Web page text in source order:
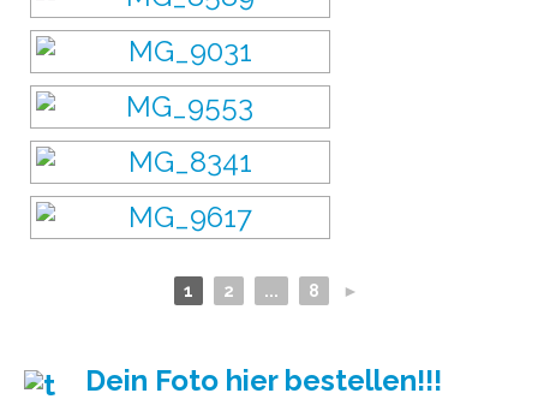
1 2 ... 8 ►
Dein Foto hier bestellen!!!